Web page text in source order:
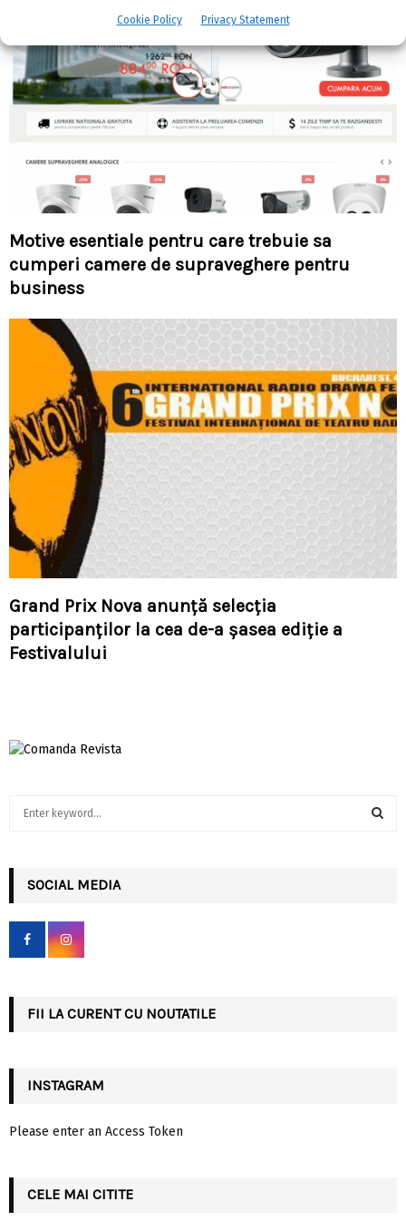
Cookie Policy Privacy Statement
Motive esentiale pentru care trebuie sa
cumperi camere de supraveghere pentru
business
Grand Prix Nova anunţă selecţia
participanţilor la cea de-a şasea ediţie a
Festivalului
h
f
r
SOCIAL MEDIA
FII LA CURENT CU NOUTATILE
INSTAGRAM
Please enter an Access Token
CELE MAI CITITE